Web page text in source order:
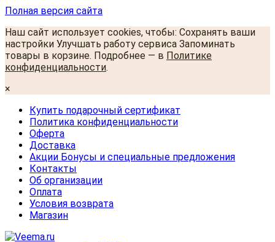
Полная версия сайта
Наш сайт использует cookies, чтобы: Сохранять ваши
настройки Улучшать работу сервиса Запоминать
товары в корзине. Подробнее — в Политике
конфиденциальности.
×
Купить подарочный сертификат
Политика конфиденциальности
Оферта
Доставка
Акции Бонусы и специальные предложения
Контакты
Об организации
Оплата
Условия возврата
Магазин